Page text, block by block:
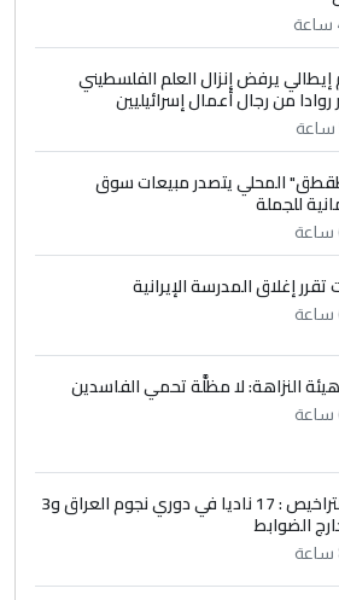
(نص كامل)
5
لك استاذ حامدتركان. كلام
الحقيقي للإنسان
على الكفاءة ...
واغتصاب الأرض.. بلاد
والتصحر!!
يرفض إنزال العلم الفلسطيني
من رجال أعمال إسرائيليين
المحلي يتصدر مبيعات سوق
للجملة
تقرر إغلاق المدرسة الإيرانية
النزاهة: لا مظلَّة تحمي الفاسدين
لجنة التراخيص : 17 ناديا في دوري نجوم العراق و3
الضوابط